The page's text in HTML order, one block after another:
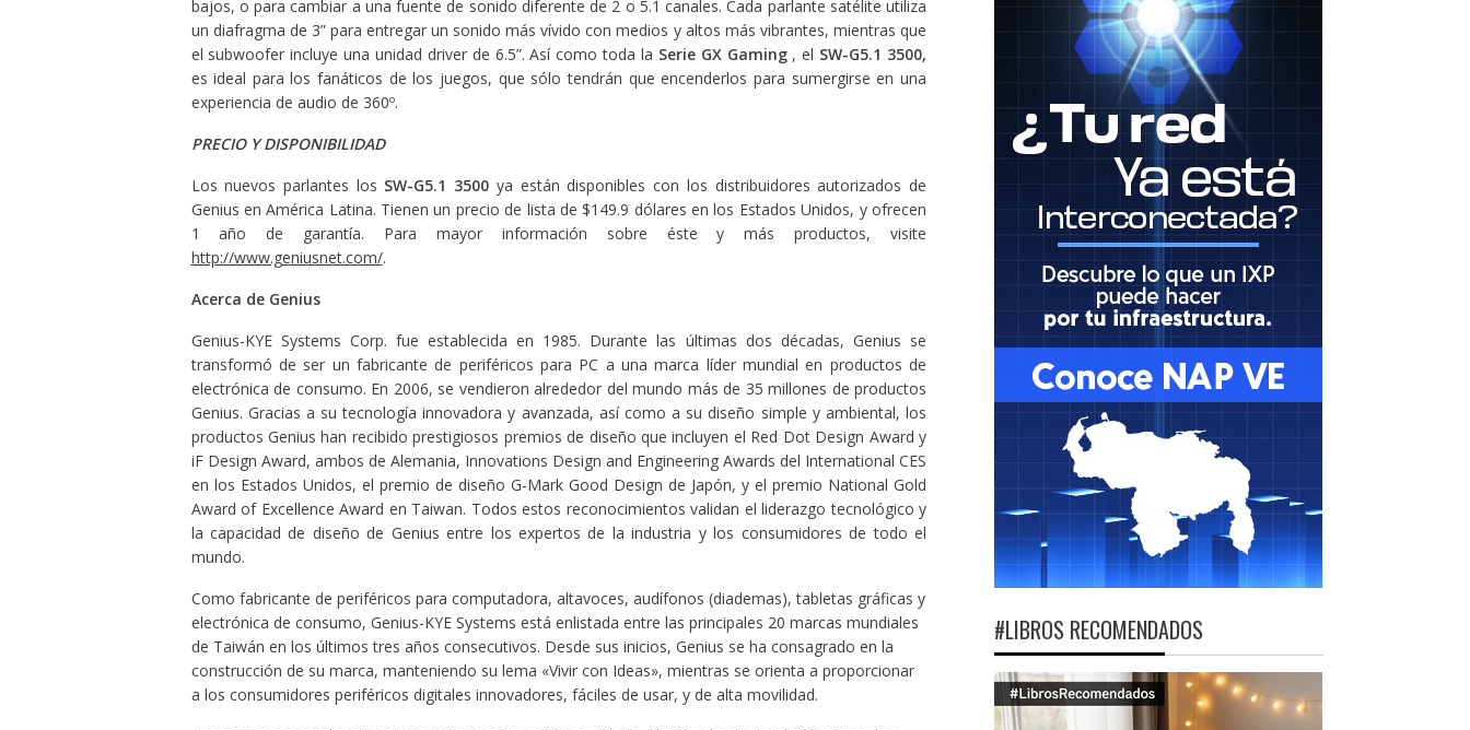
bajos, o para cambiar a una fuente de sonido diferente de 2 o 5.1 canales. Cada parlante satélite utiliza
un diafragma de 3” para entregar un sonido más vívido con medios y altos más vibrantes, mientras que
el subwoofer incluye una unidad driver de 6.5”. Así como toda la Serie GX Gaming, el SW-G5.1 3500,
es ideal para los fanáticos de los juegos, que sólo tendrán que encenderlos para sumergirse en una
experiencia de audio de 360º.
PRECIO Y DISPONIBILIDAD
Los nuevos parlantes los SW-G5.1 3500 ya están disponibles con los distribuidores autorizados de
Genius en América Latina. Tienen un precio de lista de $149.9 dólares en los Estados Unidos, y ofrecen
1 año de garantía. Para mayor información sobre éste y más productos, visite
http://www.geniusnet.com/.
Acerca de Genius
Genius-KYE Systems Corp. fue establecida en 1985. Durante las últimas dos décadas, Genius se
transformó de ser un fabricante de periféricos para PC a una marca líder mundial en productos de
electrónica de consumo. En 2006, se vendieron alrededor del mundo más de 35 millones de productos
Genius. Gracias a su tecnología innovadora y avanzada, así como a su diseño simple y ambiental, los
productos Genius han recibido prestigiosos premios de diseño que incluyen el Red Dot Design Award y
iF Design Award, ambos de Alemania, Innovations Design and Engineering Awards del International CES
en los Estados Unidos, el premio de diseño G-Mark Good Design de Japón, y el premio National Gold
Award of Excellence Award en Taiwan. Todos estos reconocimientos validan el liderazgo tecnológico y
la capacidad de diseño de Genius entre los expertos de la industria y los consumidores de todo el
mundo.
Como fabricante de periféricos para computadora, altavoces, audífonos (diademas), tabletas gráficas y
electrónica de consumo, Genius-KYE Systems está enlistada entre las principales 20 marcas mundiales
de Taiwán en los últimos tres años consecutivos. Desde sus inicios, Genius se ha consagrado en la
construcción de su marca, manteniendo su lema «Vivir con Ideas», mientras se orienta a proporcionar
a los consumidores periféricos digitales innovadores, fáciles de usar, y de alta movilidad.
#LIBROS RECOMENDADOS